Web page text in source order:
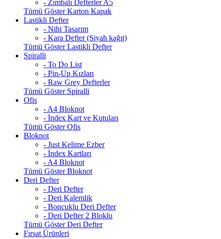
- Zımbalı Defterler A5
Tümü Göster Karton Kapak
Lastikli Defter
- Nihi Tasarım
- Kara Defter (Siyah kağıt)
Tümü Göster Lastikli Defter
Spiralli
- To Do List
- Pin-Up Kızları
- Raw Grey Defterler
Tümü Göster Spiralli
Ofis
- A4 Bloknot
- İndex Kart ve Kutuları
Tümü Göster Ofis
Bloknot
- Just Kelime Ezber
- İndex Kartları
- A4 Bloknot
Tümü Göster Bloknot
Deri Defter
- Deri Defter
- Deri Kalemlik
- Boncuklu Deri Defter
- Deri Defter 2 Bloklu
Tümü Göster Deri Defter
Fırsat Ürünleri